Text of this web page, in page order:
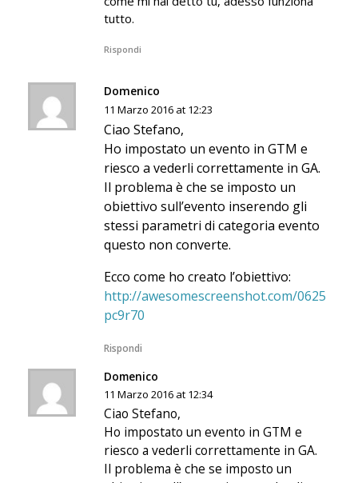
tutto.
Rispondi
Domenico
11 Marzo 2016 at 12:23
Ciao Stefano,
Ho impostato un evento in GTM e
riesco a vederli correttamente in GA.
Il problema è che se imposto un
obiettivo sull’evento inserendo gli
stessi parametri di categoria evento
questo non converte.
Ecco come ho creato l’obiettivo:
http://awesomescreenshot.com/0625
pc9r70
Rispondi
Domenico
11 Marzo 2016 at 12:34
Ciao Stefano,
Ho impostato un evento in GTM e
riesco a vederli correttamente in GA.
Il problema è che se imposto un